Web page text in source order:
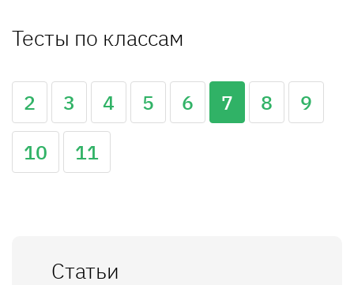
Тесты по классам
2 3 4 5 6 7 8
9
10
11
Статьи